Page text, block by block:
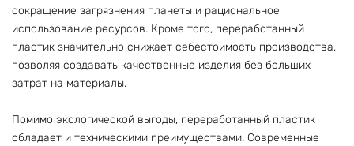
сокращение загрязнения планеты и рациональное
использование ресурсов. Кроме того, переработанный
пластик значительно снижает себестоимость производства,
позволяя создавать качественные изделия без больших
затрат на материалы.
Помимо экологической выгоды, переработанный пластик
обладает и техническими преимуществами. Современные